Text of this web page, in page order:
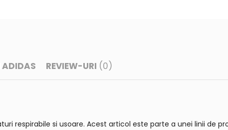
REVIEW-URI (0)
respirabile si usoare. Acest articol este parte a unei linii de